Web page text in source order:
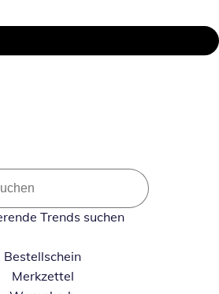
Trends suchen
Bestellschein
Merkzettel